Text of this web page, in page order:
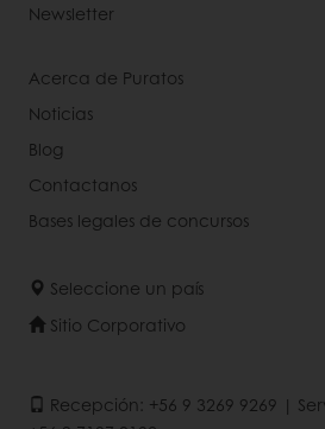
Newsletter
Acerca de Puratos
Noticias
Blog
Contactanos
Bases legales de concursos
Seleccione un país
Sitio Corporativo
Recepción: +56 9 3269 9269 |